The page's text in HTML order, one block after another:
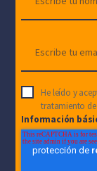
He leído y
tratamiento
Información